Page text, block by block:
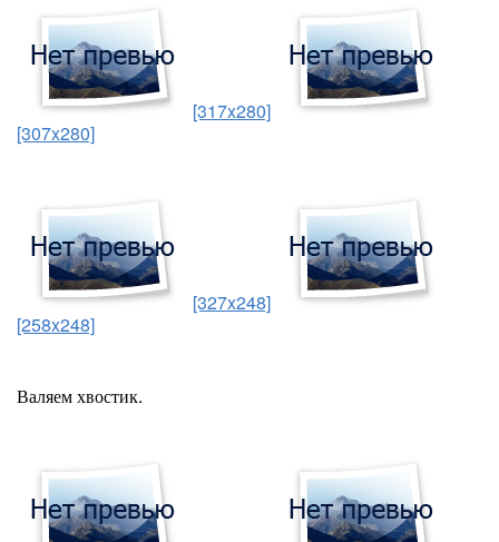
[317x280]
[307x280]
[327x248]
[258x248]
Валяем хвостик.